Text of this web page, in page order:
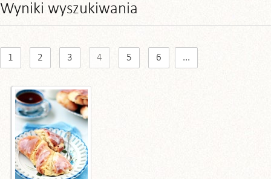
Wyniki wyszukiwania
1 2 3 4 5 6 ...